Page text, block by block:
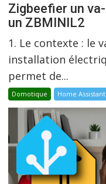
Zigbeefier un
un ZBMINIL2
1. Le contexte : le
installation
permet de...
Domotique Home Assistant